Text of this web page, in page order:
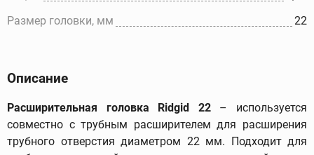
Размер головки, мм
22
Описание
Расширительная головка Ridgid 22– используется
совместно с трубным расширителем для расширения
трубного отверстия диаметром 22 мм. Подходит для